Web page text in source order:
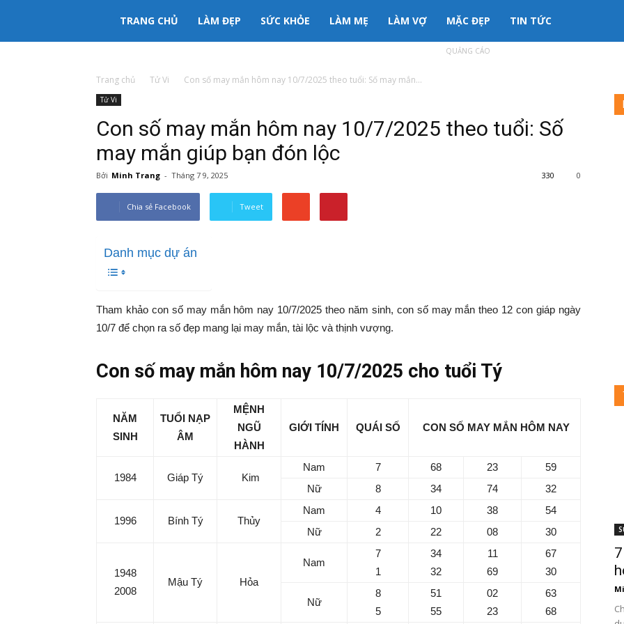
333mama
thông
Bé
|
mỗi
ngày
TRANG CHỦ LÀM ĐẸP SỨC KHỎE LÀM MẸ LÀM VỢ MẶC ĐẸP TIN TỨC
QUẢNG CÁO
Trang chủ Tử Vi Con số may mắn hôm nay 10/7/2025 theo tuổi: Số may mắn...
Tử Vi
Con số may mắn hôm nay 10/7/2025 theo tuổi: Số
may mắn giúp bạn đón lộc
Bởi Minh Trang - Tháng 7 9, 2025 0
330
Chia sẻ Facebook Tweet
Danh mục dự án
Tham khảo con số may mắn hôm nay 10/7/2025 theo năm sinh, con số may mắn theo 12 con giáp ngày
10/7 để chọn ra số đẹp mang lại may mắn, tài lộc và thịnh vượng.
Con số may mắn hôm nay 10/7/2025 cho tuổi Tý
NĂM
SINH
TUỔI NẠP
ÂM
MỆNH
NGŨ
HÀNH
GIỚI TÍNH QUÁI SỐ CON SỐ MAY MẮN HÔM NAY
1984 Giáp Tý Kim
Nam 7 68 23
59
Nữ
8 34 74 32
1996 Bính Tý Thủy
Nam 4 10 38
54
Nữ
2 22 08 30
1948
2008
Mậu Tý Hỏa
Nam
7
1
34
32
11
69
67
30
Nữ
8
5
51
55
02
23
63
68